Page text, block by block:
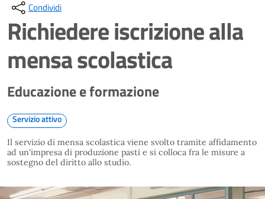
Condividi
Richiedere iscrizione alla
mensa scolastica
Educazione e formazione
Servizio attivo
Il servizio di mensa scolastica viene svolto tramite affidamento
ad un'impresa di produzione pasti e si colloca fra le misure a
sostegno del diritto allo studio.